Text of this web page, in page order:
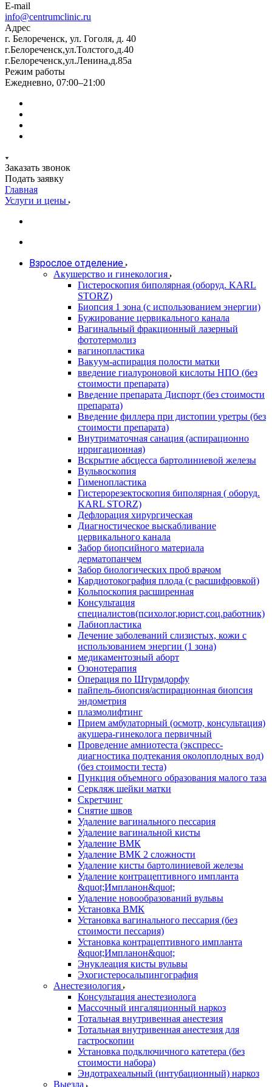
E-mail
info@centrumclinic.ru
Адрес
г. Белореченск, ул. Гоголя, д. 40
г.Белореченск,ул.Толстого,д.40
г.Белореченск,ул.Ленина,д.85а
Режим работы
Ежедневно, 07:00–21:00
Заказать звонок
Подать заявку
Главная
Услуги и цены
Взрослое отделение
Акушерство и гинекология
Гистероскопия биполярная (оборуд. KARL
STORZ)
Биопсия 1 зона (с использованием энергии)
Бужирование цервикального канала
Вагинальный фракционный лазерный
фототермолиз
вагинопластика
Вакуум-аспирация полости матки
введение гиалуроновой кислоты НПО (без
стоимости препарата)
Введение препарата Диспорт (без стоимости
препарата)
Введение филлера при дистопии уретры (без
стоимости препарата)
Внутриматочная санация (аспирационно
ирригационная)
Вскрытие абсцесса бартолиниевой железы
Вульвоскопия
Гименопластика
Гистерорезектоскопия биполярная ( оборуд.
KARL STORZ)
Дефлорация хирургическая
Диагностическое выскабливание
цервикального канала
Забор биопсийного материала
дерматопанчем
Забор биологических проб врачом
Кардиотокография плода (с расшифровкой)
Кольпоскопия расширенная
Консультация
специалистов(психолог,юрист,соц.работник)
Лабиопластика
Лечение заболеваний слизистых, кожи с
использованием энергии (1 зона)
медикаментозный аборт
Озонотерапия
Операция по Штурмдорфу
пайпель-биопсия/аспирационная биопсия
эндометрия
плазмолифтинг
Прием амбулаторный (осмотр, консультация)
акушера-гинеколога первичный
Проведение амниотеста (экспресс-
диагностика подтекания околоплодных вод)
(без стоимости теста)
Пункция объемного образования малого таза
Серкляж шейки матки
Скретчинг
Снятие швов
Удаление вагинального пессария
Удаление вагинальной кисты
Удаление ВМК
Удаление ВМК 2 сложности
Удаление кисты бартолиниевой железы
Удаление контрацептивного импланта
&quot;Импланон&quot;
Удаление новообразований вульвы
Установка ВМК
Установка вагинального пессария (без
стоимости пессария)
Установка контрацептивного импланта
&quot;Импланон&quot;
Энуклеация кисты вульвы
Эхогистеросальпингография
Анестезиология
Консультация анестезиолога
Массочный ингаляционный наркоз
Тотальная внутривенная анестезия
Тотальная внутривенная анестезия для
гастроскопии
Установка подключичного катетера (без
стоимости набора)
Эндотрахеальный (интубационный) наркоз
Выезда